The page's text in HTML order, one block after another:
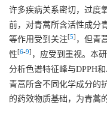
许多疾病关系密切，过度
前，对青蒿所含活性成分
等作用受到关注[5] ，但青
性[6-9] ，应受到重视。本
分析色谱特征峰与DPPH
青蒿所含不同化学成分的
的药效物质基础，为青蒿